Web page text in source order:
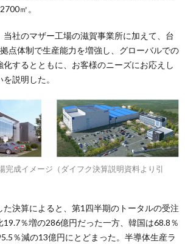
㎡。
社のマザー工場の滋賀事業所に加えて、台
点体制で生産能力を増強し、グローバルでの
するとともに、お客様のニーズにお応えし
説明した。
完成イメージ（ダイフク決算説明資料より引
た決算によると、第1四半期のトータルの受注
％増の286億円だった一方、韓国は68.8％
％減の13億円にとどまった。半導体生産ラ